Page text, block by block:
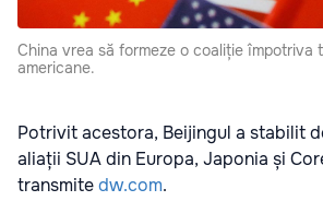
China vrea să formeze o coaliție împotriva
americane.
Potrivit acestora, Beijingul a stabilit
aliații SUA din Europa, Japonia și
transmitedw.com.